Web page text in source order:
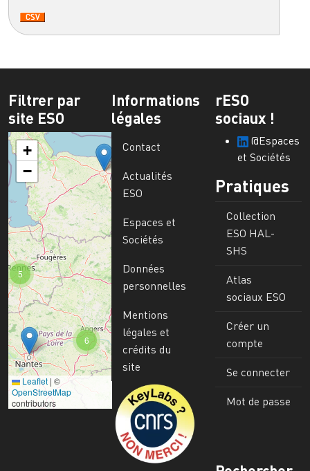
Filtrer par
site ESO
6
5
+
−
Leaflet | ©
OpenStreetMap
contributors
Informations
légales
Contact
Actualités
ESO
Espaces et
Sociétés
Données
personnelles
Mentions
légales et
crédits du
site
Image
rESO
sociaux !
@Espaces
et Sociétés
Pratiques
Collection
ESO HAL-
SHS
Atlas
sociaux ESO
Créer un
compte
Se connecter
Mot de passe